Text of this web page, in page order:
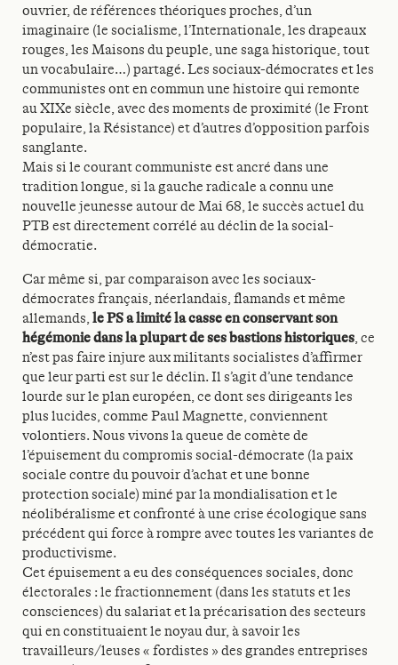
ouvrier, de références théoriques proches, d’un
imaginaire (le socialisme, l’Internationale, les drapeaux
rouges, les Maisons du peuple, une saga historique, tout
un vocabulaire…) partagé. Les sociaux-démocrates et les
communistes ont en commun une histoire qui remonte
au XIXe siècle, avec des moments de proximité (le Front
populaire, la Résistance) et d’autres d’opposition parfois
sanglante.
Mais si le courant communiste est ancré dans une
tradition longue, si la gauche radicale a connu une
nouvelle jeunesse autour de Mai 68, le succès actuel du
PTB est directement corrélé au déclin de la social-
démocratie.
Car même si, par comparaison avec les sociaux-
démocrates français, néerlandais, flamands et même
allemands, le PS a limité la casse en conservant son
hégémonie dans la plupart de ses bastions historiques, ce
n’est pas faire injure aux militants socialistes d’affirmer
que leur parti est sur le déclin. Il s’agit d’une tendance
lourde sur le plan européen, ce dont ses dirigeants les
plus lucides, comme Paul Magnette, conviennent
volontiers. Nous vivons la queue de comète de
l’épuisement du compromis social-démocrate (la paix
sociale contre du pouvoir d’achat et une bonne
protection sociale) miné par la mondialisation et le
néolibéralisme et confronté à une crise écologique sans
précédent qui force à rompre avec toutes les variantes de
productivisme.
Cet épuisement a eu des conséquences sociales, donc
électorales : le fractionnement (dans les statuts et les
consciences) du salariat et la précarisation des secteurs
qui en constituaient le noyau dur, à savoir les
travailleurs/leuses « fordistes » des grandes entreprises